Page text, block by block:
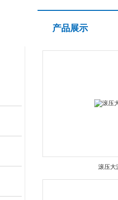
产品展示
滚压大